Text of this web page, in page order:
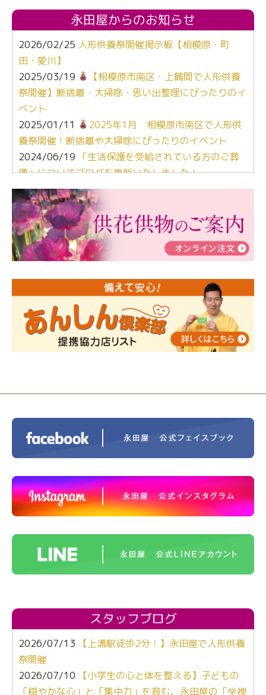
永田屋からのお知らせ
2026/02/25 人形供養祭開催掲示板【相模原・町
田・愛川】
2025/03/19
【相模原市南区・上鶴間で人形供養
祭開催】断捨離・大掃除・思い出整理にぴったりのイ
ベント
2025/01/11
2025年1月 相模原市南区で人形供
養祭開催！断捨離や大掃除にぴったりのイベント
2024/06/19 「生活保護を受給されている方のご葬
儀」についてブログを更新いたしました！
2024/03/06【終活なるほど教室】「マンガで学
ぶ！はじめてのお葬式」小さな家族葬ハウス®町田成
瀬 ご参加ありがとうございました！
2024/01/19令和6年能登半島地震災害の寄付のご報
告
人形供養 寄付のご報告
2023/12/16終活なるほど教室＠小さな家族葬ハウ
ス®上鶴間 エンディングノートを書いてみよう！
2023/11/29 永田屋創業110周年記念式典 レンブラ
ントホテル東京町田
スタッフブログ
2026/07/13
【上溝駅徒歩2分！】永田屋で人形供養
祭開催
2026/07/10
【小学生の心と体を整える】子どもの
「穏やかな心」と「集中力」を育む、永田屋の「坐禅